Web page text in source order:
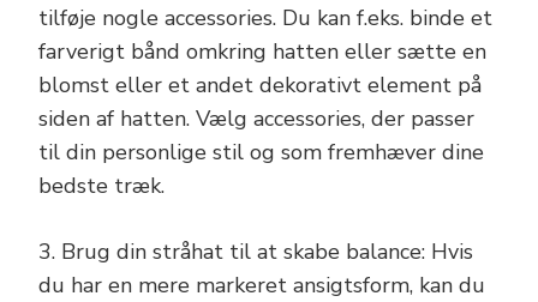
tilføje nogle accessories. Du kan f.eks. binde et
farverigt bånd omkring hatten eller sætte en
blomst eller et andet dekorativt element på
siden af hatten. Vælg accessories, der passer
til din personlige stil og som fremhæver dine
bedste træk.
3. Brug din stråhat til at skabe balance: Hvis
du har en mere markeret ansigtsform, kan du